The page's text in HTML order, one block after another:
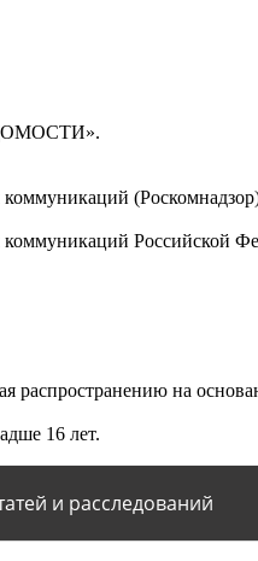
Российской
на
16 лет.
и расследований